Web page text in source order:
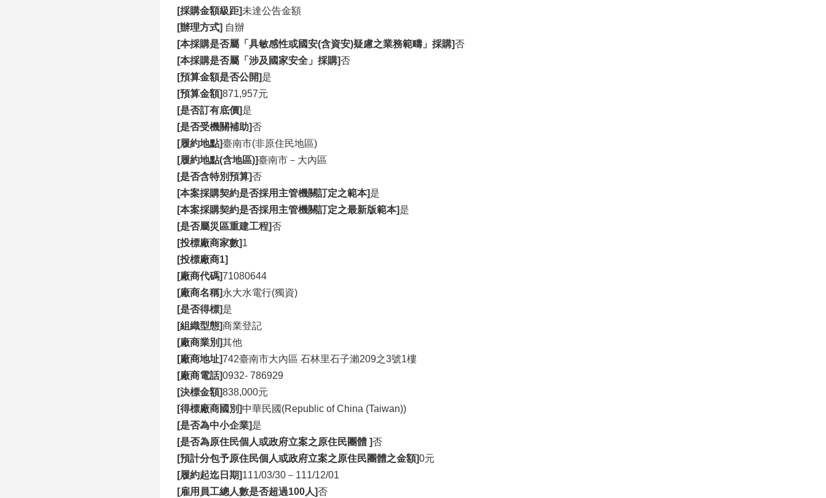
[採購金額級距]未達公告金額
[辦理方式] 自辦
[本採購是否屬「具敏感性或國安(含資安)疑慮之業務範疇」採購]否
[本採購是否屬「涉及國家安全」採購]否
[預算金額是否公開]是
[預算金額]871,957元
[是否訂有底價]是
[是否受機關補助]否
[履約地點]臺南市(非原住民地區)
[履約地點(含地區)]臺南市－大內區
[是否含特別預算]否
[本案採購契約是否採用主管機關訂定之範本]是
[本案採購契約是否採用主管機關訂定之最新版範本]是
[是否屬災區重建工程]否
[投標廠商家數]1
[投標廠商1]
[廠商代碼]71080644
[廠商名稱]永大水電行(獨資)
[是否得標]是
[組織型態]商業登記
[廠商業別]其他
[廠商地址]742臺南市大內區 石林里石子瀨209之3號1樓
[廠商電話]0932- 786929
[決標金額]838,000元
[得標廠商國別]中華民國(Republic of China (Taiwan))
[是否為中小企業]是
[是否為原住民個人或政府立案之原住民團體 ]否
[預計分包予原住民個人或政府立案之原住民團體之金額]0元
[履約起迄日期]111/03/30－111/12/01
[雇用員工總人數是否超過100人]否